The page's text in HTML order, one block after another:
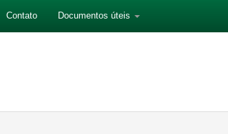
Contato Documentos úteis